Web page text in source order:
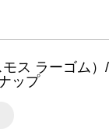
ス ラーゴム）/
ップ